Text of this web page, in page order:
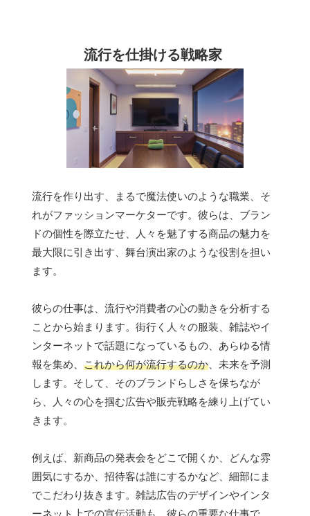
流行を仕掛ける戦略家
流行を作り出す、まるで魔法使いのような職業、そ
れがファッションマーケターです。彼らは、ブラン
ドの個性を際立たせ、人々を魅了する商品の魅力を
最大限に引き出す、舞台演出家のような役割を担い
ます。
彼らの仕事は、流行や消費者の心の動きを分析する
ことから始まります。街行く人々の服装、雑誌やイ
ンターネットで話題になっているもの、あらゆる情
報を集め、 これから何が流行するのか 、未来を予測
します。そして、そのブランドらしさを保ちなが
ら、人々の心を掴む広告や販売戦略を練り上げてい
きます。
例えば、新商品の発表会をどこで開くか、どんな雰
囲気にするか、招待客は誰にするかなど、細部にま
でこだわり抜きます。雑誌広告のデザインやインタ
ーネット上での宣伝活動も、彼らの重要な仕事で